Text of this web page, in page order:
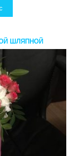
ШЛЯПНОЙ